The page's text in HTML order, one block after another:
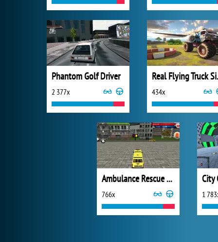
Phantom Golf Driver
2 377x
Real
434x
Ambulance Rescue Driver 2018
766x
City
1